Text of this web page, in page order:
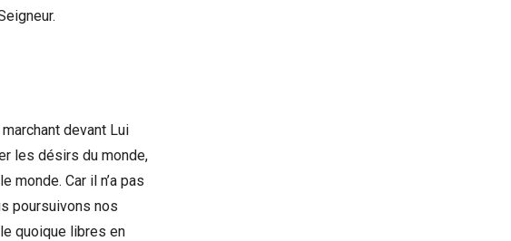
devant Lui
les désirs du monde,
monde. Car il n’a pas
poursuivons nos
quoique libres en